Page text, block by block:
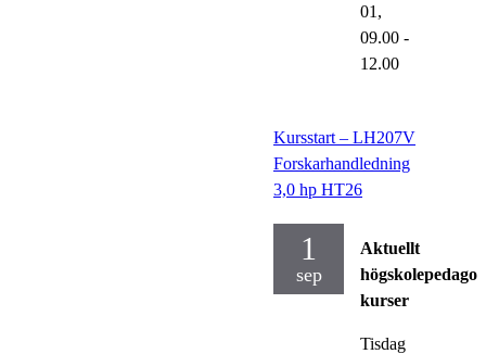
01,
09.00 -
12.00
Kursstart – LH207V
Forskarhandledning
3,0 hp HT26
1
sep
Aktuellt
kurser
Tisdag